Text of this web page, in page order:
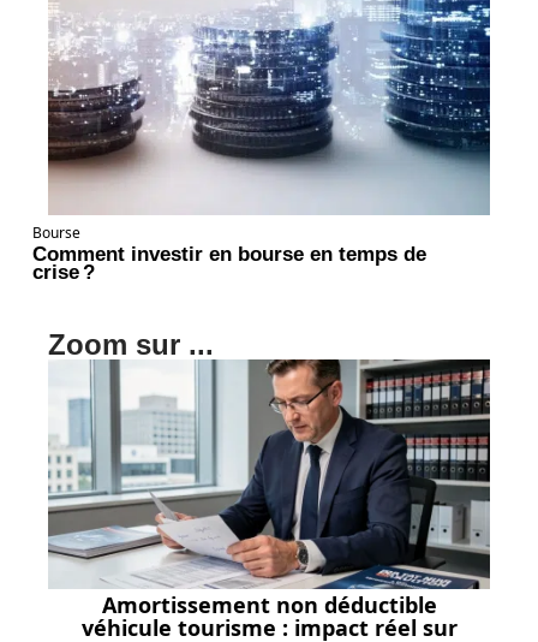
Bourse
Comment investir en bourse en temps de
crise ?
Zoom sur ...
Amortissement non déductible
véhicule tourisme : impact réel sur